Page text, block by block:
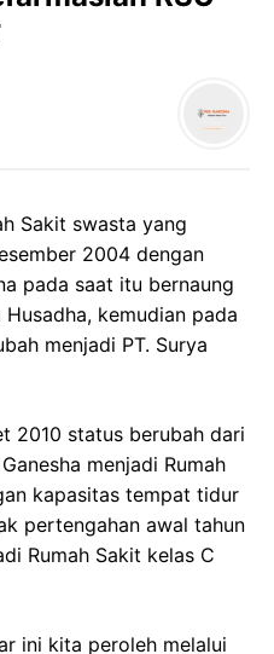
Sakit swasta yang
2004 dengan
pada saat itu bernaung
kemudian pada
menjadi PT. Surya
2010 status berubah dari
menjadi Rumah
kapasitas tempat tidur
pertengahan awal tahun
Rumah Sakit kelas C
ini kita peroleh melalui